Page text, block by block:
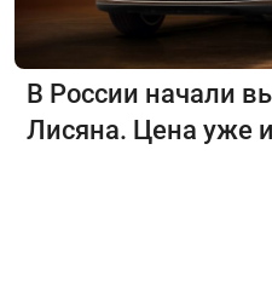
В России начали
Лисяна. Цена уже